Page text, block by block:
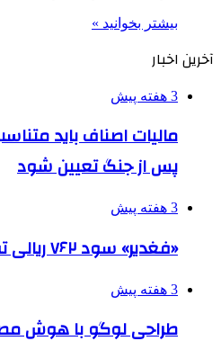
بیشتر بخوانید »
آخرین اخبار
3 هفته پیش
مالیات اصناف باید
پس از جنگ تعیین شود
3 هفته پیش
«فغدیر» سود ۷۶۲ ریالی تقسیم کرد
3 هفته پیش
طراحی لوگو با هوش